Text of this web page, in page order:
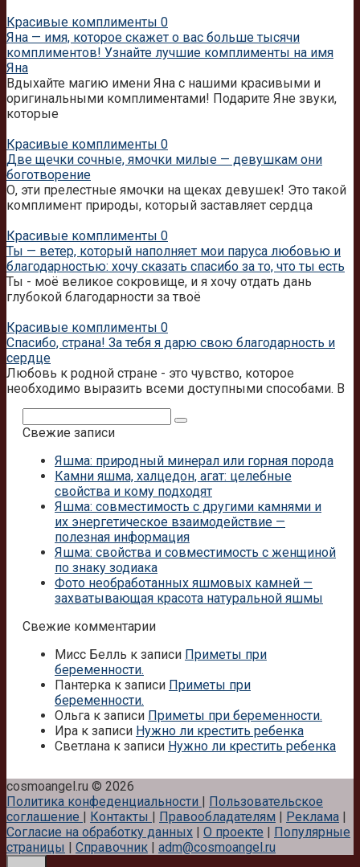
Красивые комплименты 0
Яна — имя, которое скажет о вас больше тысячи
комплиментов! Узнайте лучшие комплименты на имя
Яна
Вдыхайте магию имени Яна с нашими красивыми и
оригинальными комплиментами! Подарите Яне звуки,
которые
Красивые комплименты 0
Две щечки сочные, ямочки милые — девушкам они
боготворение
О, эти прелестные ямочки на щеках девушек! Это такой
комплимент природы, который заставляет сердца
Красивые комплименты 0
Ты — ветер, который наполняет мои паруса любовью и
благодарностью: хочу сказать спасибо за то, что ты есть
Ты - моё великое сокровище, и я хочу отдать дань
глубокой благодарности за твоё
Красивые комплименты 0
Спасибо, страна! За тебя я дарю свою благодарность и
сердце
Любовь к родной стране - это чувство, которое
необходимо выразить всеми доступными способами. В
Свежие записи
Яшма: природный минерал или горная порода
Камни яшма, халцедон, агат: целебные
свойства и кому подходят
Яшма: совместимость с другими камнями и
их энергетическое взаимодействие —
полезная информация
Яшма: свойства и совместимость с женщиной
по знаку зодиака
Фото необработанных яшмовых камней —
захватывающая красота натуральной яшмы
Свежие комментарии
Мисс Белль к записи Приметы при
беременности.
Пантерка к записи Приметы при
беременности.
Ольга к записи Приметы при беременности.
Ира к записи Нужно ли крестить ребенка
Светлана к записи Нужно ли крестить ребенка
cosmoangel.ru © 2026
Политика конфеденциальности | Пользовательское
соглашение | Контакты | Правообладателям | Реклама |
Согласие на обработку данных | О проекте | Популярные
страницы | Справочник | adm@cosmoangel.ru